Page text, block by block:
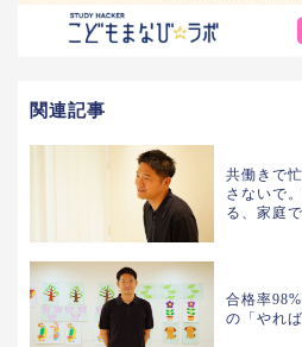
関連記事
共働きで
さないで
る、家庭
合格率
の「やれ